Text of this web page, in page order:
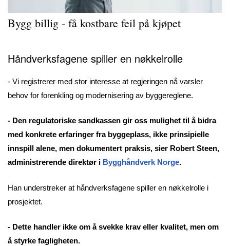
Bygg billig - få kostbare feil på kjøpet
Håndverksfagene spiller en nøkkelrolle
- Vi registrerer med stor interesse at regjeringen nå varsler
behov for forenkling og modernisering av byggereglene.
- Den regulatoriske sandkassen gir oss mulighet til å bidra
med konkrete erfaringer fra byggeplass, ikke prinsipielle
innspill alene, men dokumentert praksis, sier Robert Steen,
administrerende direktør i Bygghåndverk Norge.
Han understreker at håndverksfagene spiller en nøkkelrolle i
prosjektet.
- Dette handler ikke om å svekke krav eller kvalitet, men om
å styrke fagligheten.